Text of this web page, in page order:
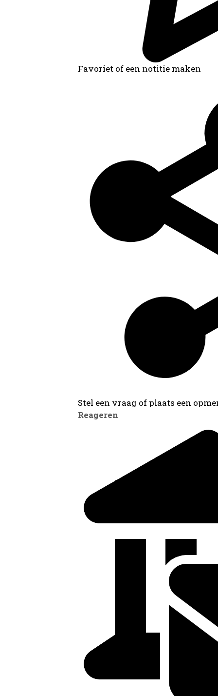
Favoriet of een notitie maken
Stel een vraag of plaats een
Reageren